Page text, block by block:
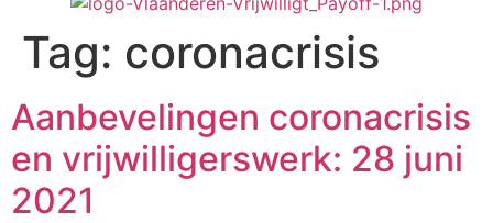
Tag: coronacrisis
Aanbevelingen coronacrisis
en vrijwilligerswerk: 28 juni
2021